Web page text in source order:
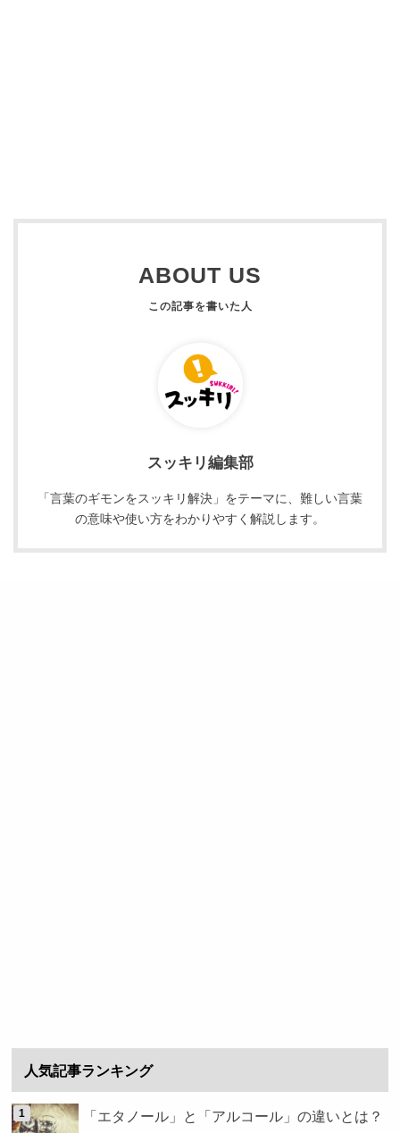
ABOUT US
スッキリ編集部
「言葉のギモンをスッキリ解決」をテーマに、難しい言葉
の意味や使い方をわかりやすく解説します。
人気記事ランキング
「エタノール」と「アルコール」の違いとは？